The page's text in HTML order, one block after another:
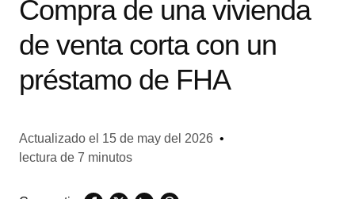
Compra de una vivienda
de venta corta con un
préstamo de FHA
Actualizado el 15 de may del 2026 •
lectura de 7 minutos